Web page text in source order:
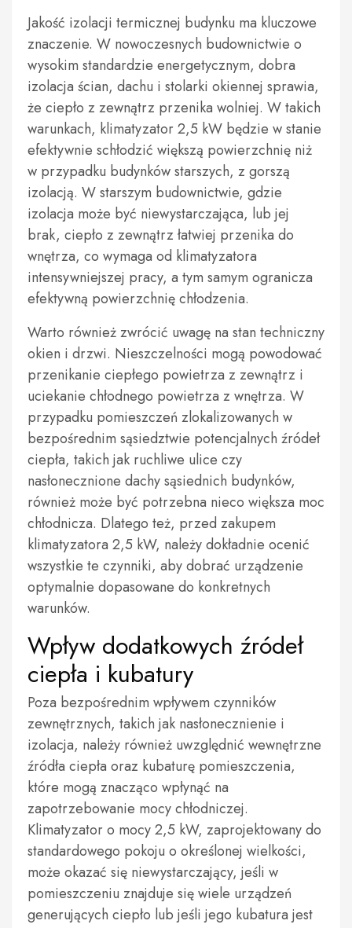
Jakość izolacji termicznej budynku ma kluczowe
znaczenie. W nowoczesnych budownictwie o
wysokim standardzie energetycznym, dobra
izolacja ścian, dachu i stolarki okiennej sprawia,
że ciepło z zewnątrz przenika wolniej. W takich
warunkach, klimatyzator 2,5 kW będzie w stanie
efektywnie schłodzić większą powierzchnię niż
w przypadku budynków starszych, z gorszą
izolacją. W starszym budownictwie, gdzie
izolacja może być niewystarczająca, lub jej
brak, ciepło z zewnątrz łatwiej przenika do
wnętrza, co wymaga od klimatyzatora
intensywniejszej pracy, a tym samym ogranicza
efektywną powierzchnię chłodzenia.
Warto również zwrócić uwagę na stan techniczny
okien i drzwi. Nieszczelności mogą powodować
przenikanie ciepłego powietrza z zewnątrz i
uciekanie chłodnego powietrza z wnętrza. W
przypadku pomieszczeń zlokalizowanych w
bezpośrednim sąsiedztwie potencjalnych źródeł
ciepła, takich jak ruchliwe ulice czy
nasłonecznione dachy sąsiednich budynków,
również może być potrzebna nieco większa moc
chłodnicza. Dlatego też, przed zakupem
klimatyzatora 2,5 kW, należy dokładnie ocenić
wszystkie te czynniki, aby dobrać urządzenie
optymalnie dopasowane do konkretnych
warunków.
Wpływ dodatkowych źródeł
ciepła i kubatury
Poza bezpośrednim wpływem czynników
zewnętrznych, takich jak nasłonecznienie i
izolacja, należy również uwzględnić wewnętrzne
źródła ciepła oraz kubaturę pomieszczenia,
które mogą znacząco wpłynąć na
zapotrzebowanie mocy chłodniczej.
Klimatyzator o mocy 2,5 kW, zaprojektowany do
standardowego pokoju o określonej wielkości,
może okazać się niewystarczający, jeśli w
pomieszczeniu znajduje się wiele urządzeń
generujących ciepło lub jeśli jego kubatura jest